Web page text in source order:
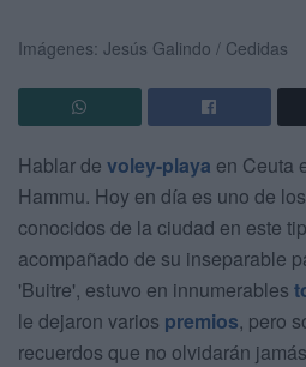
Imágenes: Jesús Galindo / Cedidas
Hablar de voley-playa en Ceuta
Hammu. Hoy en día es uno de
conocidos de la ciudad en este
acompañado de su inseparable
'Buitre', estuvo en innumerables
le dejaron varios premios, pero
recuerdos que no olvidarán